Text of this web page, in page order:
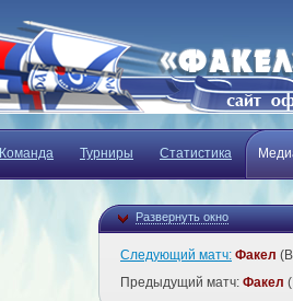
Команда Турниры Статистика
Развернуть окно
Следующий матч: Факел
Предыдущий матч: Факел